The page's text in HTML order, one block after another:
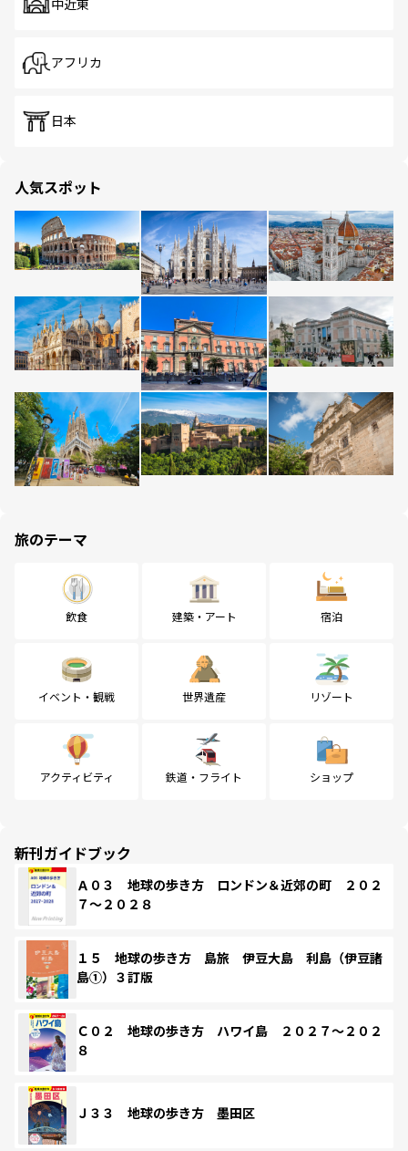
中近東
アフリカ
日本
人気スポット
旅のテーマ
飲食 建築・アート 宿泊
イベント・観戦 世界遺産 リゾート
アクティビティ 鉄道・フライト ショップ
新刊ガイドブック
Ａ０３ 地球の歩き方 ロンドン＆近郊の町 ２０２
７～２０２８
１５ 地球の歩き方 島旅 伊豆大島 利島（伊豆諸
島①）３訂版
Ｃ０２ 地球の歩き方 ハワイ島 ２０２７～２０２
８
Ｊ３３ 地球の歩き方 墨田区